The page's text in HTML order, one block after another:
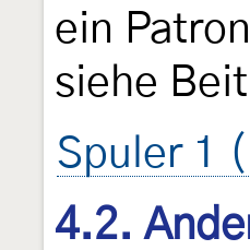
ein
siehe
Spuler 1
4.2.